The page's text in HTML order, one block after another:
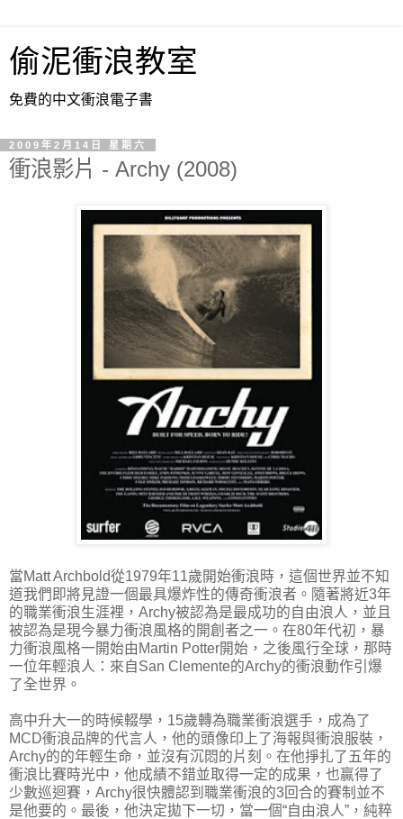
偷泥衝浪教室
免費的中文衝浪電子書
2009年2月14日 星期六
衝浪影片 - Archy (2008)
當Matt Archbold從1979年11歲開始衝浪時，這個世界並不知
道我們即將見證一個最具爆炸性的傳奇衝浪者。隨著將近3年
的職業衝浪生涯裡，Archy被認為是最成功的自由浪人，並且
被認為是現今暴力衝浪風格的開創者之一。在80年代初，暴
力衝浪風格一開始由Martin Potter開始，之後風行全球，那時
一位年輕浪人：來自San Clemente的Archy的衝浪動作引爆
了全世界。
高中升大一的時候輟學，15歲轉為職業衝浪選手，成為了
MCD衝浪品牌的代言人，他的頭像印上了海報與衝浪服裝，
Archy的的年輕生命，並沒有沉悶的片刻。在他掙扎了五年的
衝浪比賽時光中，他成績不錯並取得一定的成果，也贏得了
少數巡迴賽，Archy很快體認到職業衝浪的3回合的賽制並不
是他要的。最後，他決定拋下一切，當一個“自由浪人”，純粹